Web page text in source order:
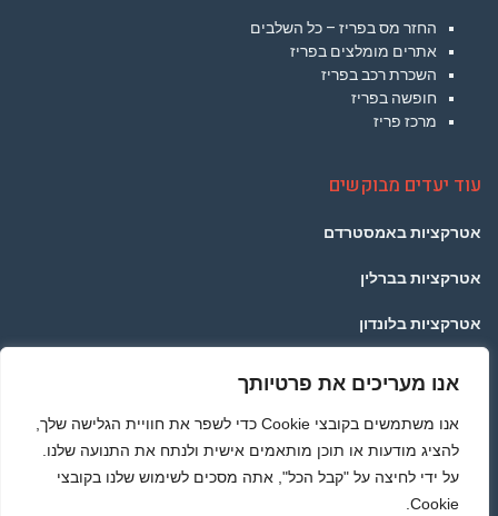
אנו מעריכים את פרטיותך
אנו משתמשים בקובצי Cookie כדי לשפר את חוויית הגלישה שלך,
להציג מודעות או תוכן מותאמים אישית ולנתח את התנועה שלנו.
על ידי לחיצה על "קבל הכל", אתה מסכים לשימוש שלנו בקובצי
Cookie.
החזר מס בפריז – כל השלבים
אתרים מומלצים בפריז
השכרת רכב בפריז
חופשה בפריז
מרכז פריז
עוד יעדים מבוקשים
אטרקציות באמסטרדם
אטרקציות בברלין
אטרקציות בלונדון
אטרקציות ברומא